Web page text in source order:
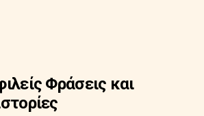
Φράσεις και